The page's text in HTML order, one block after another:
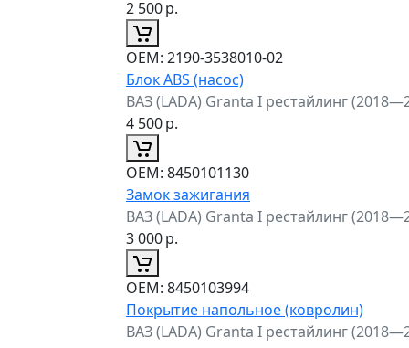
2 500р.
ОЕМ: 2190-3538010-02
Блок ABS (насос)
ВАЗ (LADA) Granta I рестайлинг
4 500р.
ОЕМ: 8450101130
Замок зажигания
ВАЗ (LADA) Granta I рестайлинг
3 000р.
ОЕМ: 8450103994
Покрытие напольное (ковролин)
ВАЗ (LADA) Granta I рестайлинг